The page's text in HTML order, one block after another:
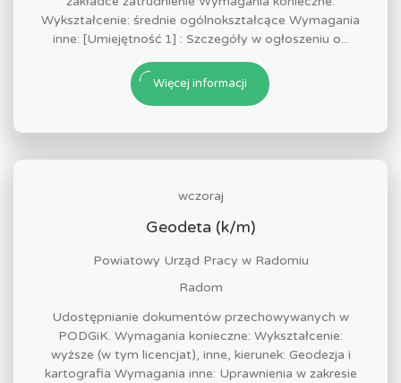
Wykształcenie: średnie ogólnokształcące Wymagania
inne: [Umiejętność 1] : Szczegóły w ogłoszeniu o...
Więcej informacji
wczoraj
Geodeta (k/m)
Powiatowy Urząd Pracy w Radomiu
Radom
Udostępnianie dokumentów przechowywanych w
PODGiK. Wymagania konieczne: Wykształcenie:
wyższe (w tym licencjat), inne, kierunek: Geodezja i
kartografia Wymagania inne: Uprawnienia w zakresie